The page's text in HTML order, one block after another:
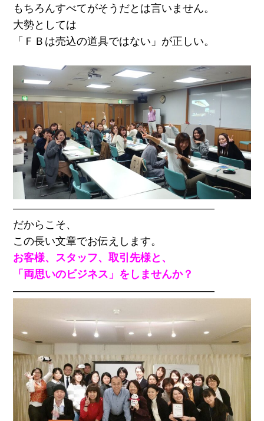
もちろんすべてがそうだとは言いません。
大勢としては
「ＦＢは売込の道具ではない」が正しい。
―――――――――――――――――――
だからこそ、
この長い文章でお伝えします。
お客様、スタッフ、取引先様と、
「両思いのビジネス」をしませんか？
―――――――――――――――――――